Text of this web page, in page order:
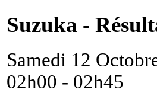
Suzuka -
Samedi 12
02h00 - 02h45